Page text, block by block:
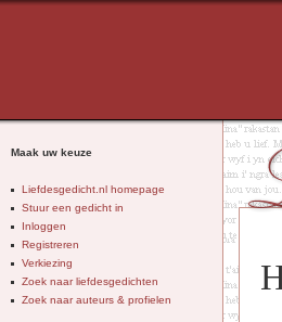
Maak uw keuze
Liefdesgedicht.nl homepage
Stuur een gedicht in
Inloggen
Registreren
Verkiezing
Zoek naar liefdesgedichten
Zoek naar auteurs & profielen